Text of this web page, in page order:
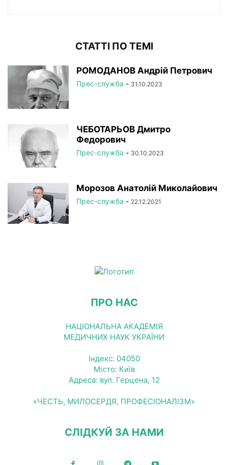
СТАТТІ ПО ТЕМІ
РОМОДАНОВ Андрій Петрович
Прес-служба - 31.10.2023
ЧЕБОТАРЬОВ Дмитро
Федорович
Прес-служба - 30.10.2023
Морозов Анатолій Миколайович
Прес-служба - 22.12.2021
ПРО НАС
НАЦІОНАЛЬНА АКАДЕМІЯ
МЕДИЧНИХ НАУК УКРАЇНИ
Індекс: 04050
Місто: Київ
Адреса: вул. Герцена, 12
«ЧЕСТЬ, МИЛОСЕРДЯ, ПРОФЕСІОНАЛІЗМ»
СЛІДКУЙ ЗА НАМИ